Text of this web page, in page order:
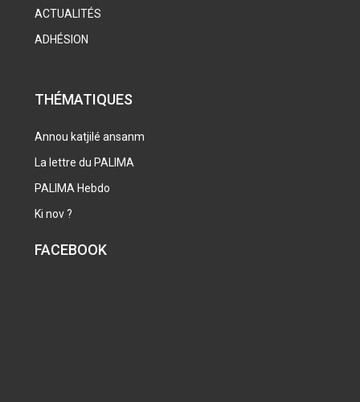
ACTUALITÉS
ADHÉSION
THÉMATIQUES
Annou katjilé ansanm
La lettre du PALIMA
PALIMA Hebdo
Ki nov ?
FACEBOOK